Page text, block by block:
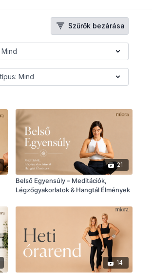
Szűrők bezárása
21
Belső Egyensúly – Meditációk,
Légzőgyakorlatok & Hangtál Élmények
14